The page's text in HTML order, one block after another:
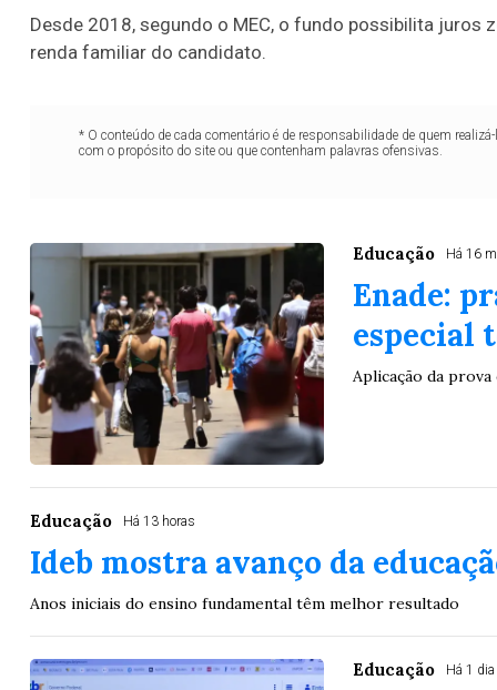
Desde 2018, segundo o MEC, o fundo possibilita
renda familiar do candidato.
* O conteúdo de cada comentário é de responsabilidade de quem
com o propósito do site ou que contenham palavras ofensivas.
Educação Há 16
Enade:
especial
Aplicação da
Educação Há 13 horas
Ideb mostra avanço da
Anos iniciais do ensino fundamental têm melhor resultado
Educação Há 1 dia